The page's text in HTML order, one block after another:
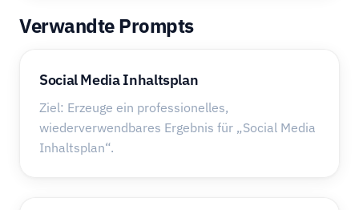
Verwandte Prompts
Social Media Inhaltsplan
Ziel: Erzeuge ein professionelles,
wiederverwendbares Ergebnis für „Social Media
Inhaltsplan“.